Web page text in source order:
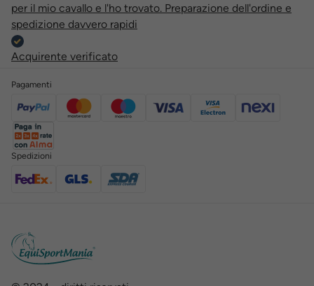
per il mio cavallo e l'ho trovato. Preparazione dell'ordine e
spedizione davvero rapidi
Acquirente verificato
Pagamenti
Spedizioni